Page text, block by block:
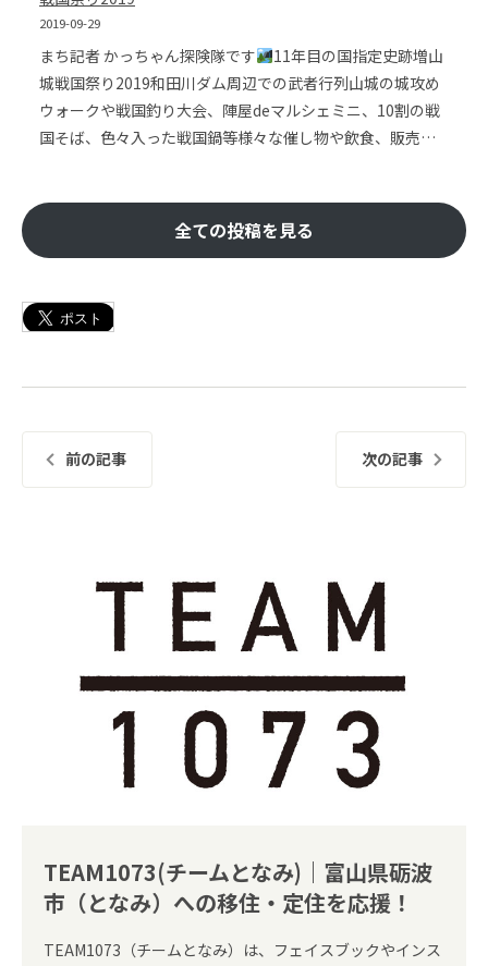
2019-09-29
まち記者 かっちゃん探険隊です
11年目の国指定史跡増山
城戦国祭り2019和田川ダム周辺での武者行列山城の城攻め
ウォークや戦国釣り大会、陣屋deマルシェミニ、10割の戦
国そば、色々入った戦国鍋等様々な催し物や飲食、販売…
全ての投稿を見る
前の記事 次の記事
TEAM1073(チームとなみ)｜富山県砺波
市（となみ）への移住・定住を応援！
TEAM1073（チームとなみ）は、フェイスブックやインス